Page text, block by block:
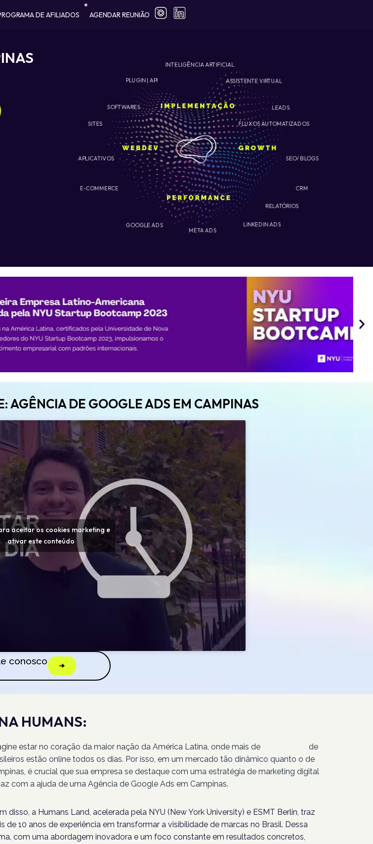
DE AFILIADOS AGENDAR REUNIÃO
GOOGLE ADS LINKEDIN ADS
APLICATIVOS
SITES
E-COMMERCE
META ADS
CRM
RELATÓRIOS
SEO/ BLOGS
FLUXOS AUTOMATIZADOS
INTELIGÊNCIA ARTIFICIAL
PLUGIN | API
SOFTWARES
ASSISTENTE VIRTUAL
LEADS
AGÊNCIA DE GOOGLE ADS EM CAMPINAS
aceitar os cookies marketing e
ativar este conteúdo
conosco
HUMANS:
estar no coração da maior nação da América Latina, onde mais de
de
estão online todos os dias. Por isso, em um mercado tão dinâmico quanto o de
é crucial que sua empresa se destaque com uma estratégia de marketing digital
com a ajuda de uma Agência de Google Ads em Campinas.
disso, a Humans Land, acelerada pela NYU (New York University) e ESMT Berlin, traz
de 10 anos de experiência em transformar a visibilidade de marcas no Brasil. Dessa
com uma abordagem inovadora e um foco constante em resultados concretos,